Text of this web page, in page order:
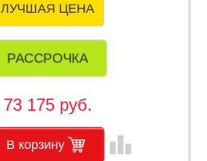
ЛУЧШАЯ ЦЕНА
РАССРОЧКА
73 175 руб.
В корзину leaderboard